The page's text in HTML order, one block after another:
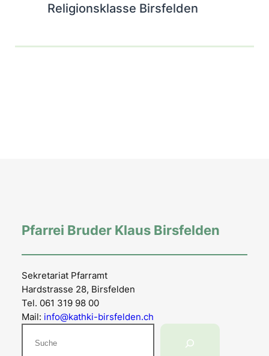
Religionsklasse Birsfelden
Pfarrei Bruder Klaus Birsfelden
Sekretariat Pfarramt
Hardstrasse 28, Birsfelden
Tel. 061 319 98 00
Mail: info@kathki-birsfelden.ch